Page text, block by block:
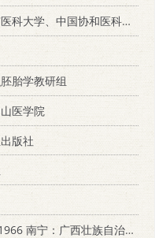
国协和医科大学联合出版社 7810343947
胎学教研组
医学院
版社
南宁：广西壮族自治区人民出版社